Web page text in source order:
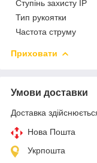
Ступінь захисту IP
Тип рукоятки
Частота струму
Приховати
Умови доставки
Доставка
Нова Пошта
Укрпошта